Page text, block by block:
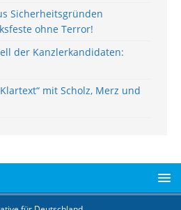
Sicherheitsgründen
ohne Terror!
der Kanzlerkandidaten:
mit Scholz, Merz und